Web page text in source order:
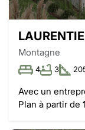
Montagne
4 3
Avec un
Plan à partir de